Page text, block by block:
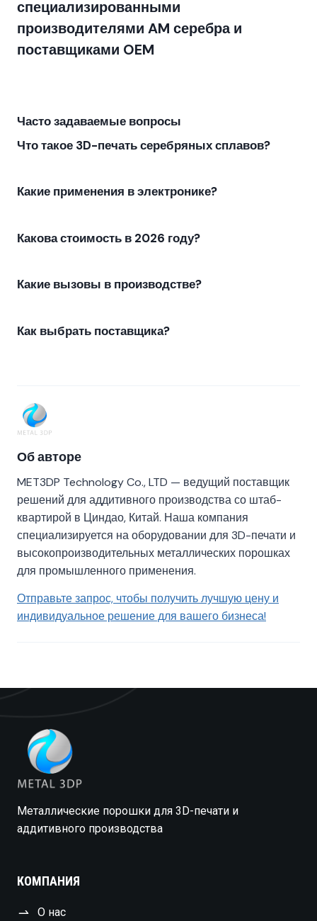
специализированными
производителями AM серебра и
поставщиками OEM
Часто задаваемые вопросы
Что такое 3D-печать серебряных сплавов?
Какие применения в электронике?
Какова стоимость в 2026 году?
Какие вызовы в производстве?
Как выбрать поставщика?
Об авторе
MET3DP Technology Co., LTD — ведущий поставщик
решений для аддитивного производства со штаб-
квартирой в Циндао, Китай. Наша компания
специализируется на оборудовании для 3D-печати и
высокопроизводительных металлических порошках
для промышленного применения.
Отправьте запрос, чтобы получить лучшую цену и
индивидуальное решение для вашего бизнеса!
Металлические порошки для 3D-печати и
аддитивного производства
КОМПАНИЯ
О нас